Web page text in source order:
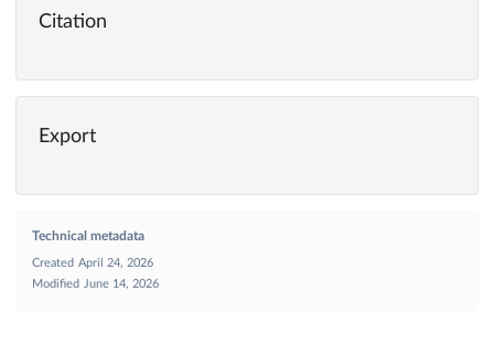
Citation
Export
Technical metadata
Created April 24, 2026
Modified
June 14, 2026